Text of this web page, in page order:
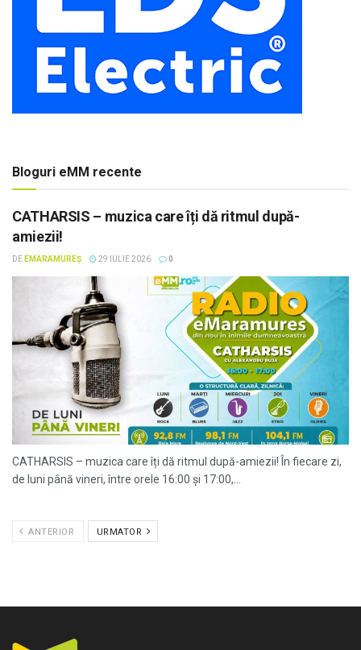
Bloguri eMM recente
CATHARSIS – muzica care îți dă ritmul după-
amiezii!
DE EMARAMUREȘ 29 IULIE 2026 0
CATHARSIS – muzica care îți dă ritmul după-amiezii! În fiecare zi,
de luni până vineri, între orele 16:00 și 17:00,...
ANTERIOR URMATOR